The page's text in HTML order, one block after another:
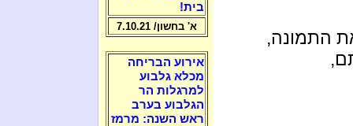
התמונה,
בית!
א' בחשון/ 7.10.21
אירוע הבריחה
מכלא גלבוע
למרגלות הר
הגלבוע בערב
ראש השנה: מרמז